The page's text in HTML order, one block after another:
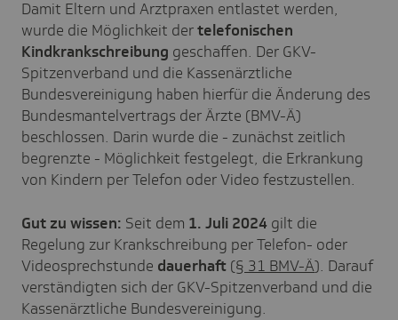
Damit Eltern und Arztpraxen entlastet werden,
wurde die Möglichkeit dertelefonischen
Kindkrankschreibung geschaffen. Der GKV-
Spitzenverband und die Kassenärztliche
Bundesvereinigung haben hierfür die Änderung des
Bundesmantelvertrags der Ärzte (BMV-Ä)
beschlossen. Darin wurde die - zunächst zeitlich
begrenzte - Möglichkeit festgelegt, die Erkrankung
von Kindern per Telefon oder Video festzustellen.
Gut zu wissen: Seit dem 1. Juli 2024 gilt die
Regelung zur Krankschreibung per Telefon- oder
Videosprechstunde dauerhaft (§ 31 BMV-Ä). Darauf
verständigten sich der GKV-Spitzenverband und die
Kassenärztliche Bundesvereinigung.